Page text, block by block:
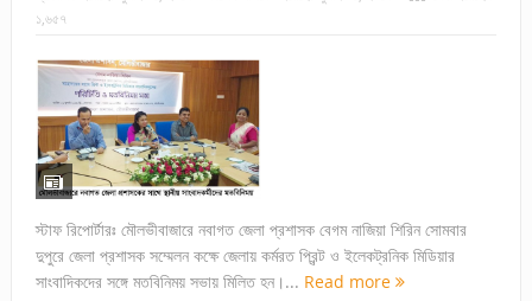
১,৬৫৭
স্টাফ রিপোর্টারঃ মৌলভীবাজারে নবাগত জেলা প্রশাসক বেগম নাজিয়া শিরিন সোমবার
দুপুরে জেলা প্রশাসক সম্মেলন কক্ষে জেলায় কর্মরত প্রিন্ট ও ইলেকট্রনিক মিডিয়ার
সাংবাদিকদের সঙ্গে মতবিনিময় সভায় মিলিত হন।... Read more